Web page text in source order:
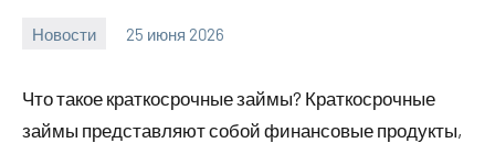
Новости 25 июня 2026
Что такое краткосрочные займы? Краткосрочные
займы представляют собой финансовые продукты,